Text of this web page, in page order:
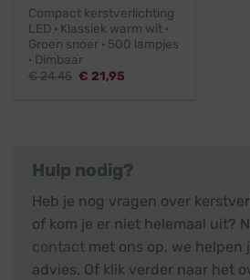
Compact kerstverlichting
LED · Klassiek warm wit ·
Groen snoer · 500 lampjes
· Dimbaar
€24,45 Oorspronkelijke
€ 21,95
Hulp nodig?
Heb je nog vragen over
of kom je er niet helemaal uit?
contact met ons op, we helpen
advies. Of klik verder naar het